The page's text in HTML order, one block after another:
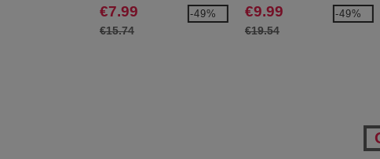
€7.99
€15.74
-49% €9.99
€19.54
-49%